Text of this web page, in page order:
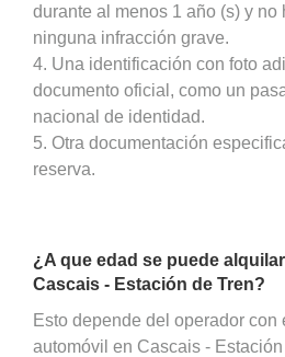
durante al menos 1 año (s) y no
ninguna infracción grave.
4. Una identificación con foto
documento oficial, como un
nacional de identidad.
5. Otra documentación
reserva.
¿A que edad se puede
Cascais - Estación de Tren?
Esto depende del operador con
automóvil en Cascais -